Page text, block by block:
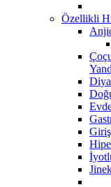
Özellikli